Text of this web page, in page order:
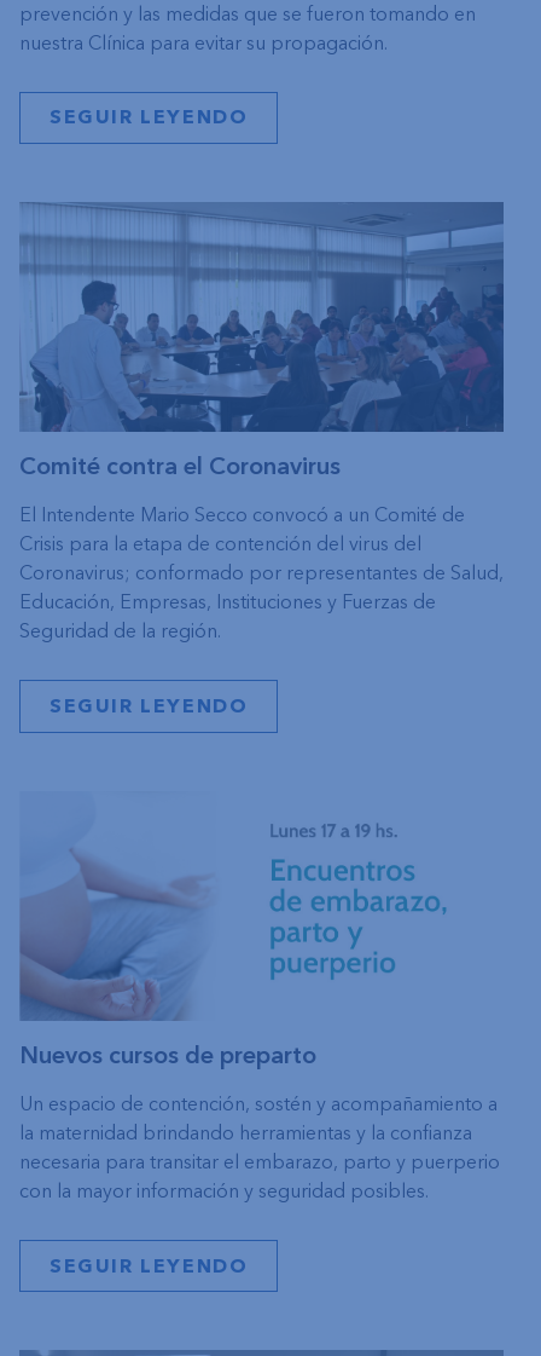
prevención y las medidas que se fueron tomando en
nuestra Clínica para evitar su propagación.
SEGUIR LEYENDO
Comité contra el Coronavirus
El Intendente Mario Secco convocó a un Comité de
Crisis para la etapa de contención del virus del
Coronavirus; conformado por representantes de Salud,
Educación, Empresas, Instituciones y Fuerzas de
Seguridad de la región.
SEGUIR LEYENDO
Nuevos cursos de preparto
Un espacio de contención, sostén y acompañamiento a
la maternidad brindando herramientas y la confianza
necesaria para transitar el embarazo, parto y puerperio
con la mayor información y seguridad posibles.
SEGUIR LEYENDO